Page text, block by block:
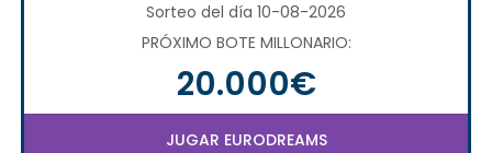
Sorteo del día 10-08-2026
PRÓXIMO BOTE MILLONARIO:
20.000€
JUGAR EURODREAMS